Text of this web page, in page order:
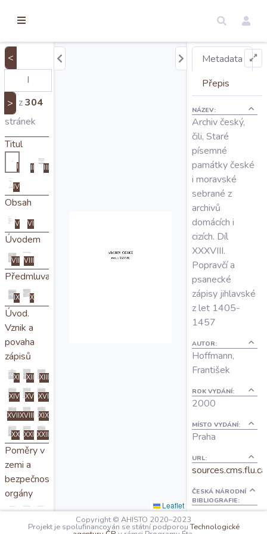
Úvod
Edice
Mapy
O projektu
Autoři
Nápověda
<
> z304
stránek
Titul
I II III
IV
Obsah
V VI
Úvodem
VII VIII
Předmluva
IX X
Úvod.
Vznik a
povaha
zápisů
XI XII XIII
XIV XV XVI
XVIIXVIII XIX
XX XXI XXII
Poměry v
zemi a
bezpečnostní
orgány
Leaflet
Metadata
Přepis
NÁZEV:
Archiv český,
čili, Staré
písemné
památky české
i moravské
sebrané z
archivů
domácích i
cizích. Díl
XXXVIII.
Popravčí a
psanecké
zápisy jihlavské
z let 1405-
1457
AUTOR:
Hoffmann,
František
ROK VYDÁNÍ:
2000
MÍSTO VYDÁNÍ:
Praha
URL:
ČESKÁ NÁRODNÍ
BIBLIOGRAFIE:
aleph.nkp.cz
Copyright © AHISTO 2020–2023
Projekt je spolufinancován se státní podporouTechnologické